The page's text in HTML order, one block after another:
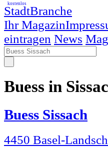
StadtBranche
Ihr Magazin
kostenlos
eintragen News
Buess in
Buess Sissach
4450 Basel-